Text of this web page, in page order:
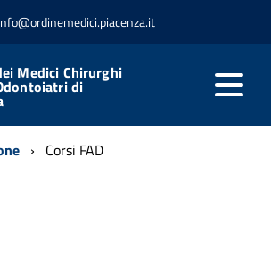
Medici Chirurghi
di
Corsi FAD